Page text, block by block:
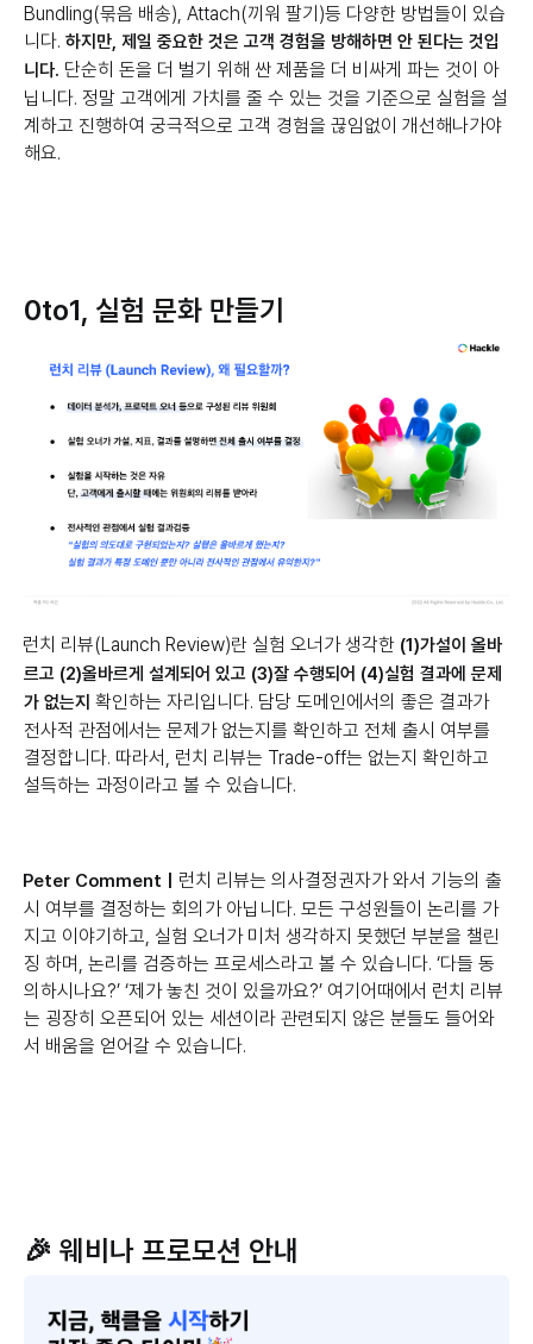
Bundling(묶음 배송), Attach(끼워 팔기)등 다양한 방법들이 있습
니다. 하지만, 제일 중요한 것은 고객 경험을 방해하면 안 된다는 것입
니다. 단순히 돈을 더 벌기 위해 싼 제품을 더 비싸게 파는 것이 아
닙니다. 정말 고객에게 가치를 줄 수 있는 것을 기준으로 실험을 설
계하고 진행하여 궁극적으로 고객 경험을 끊임없이 개선해나가야
해요.
0to1, 실험 문화 만들기
런치 리뷰(Launch Review)란 실험 오너가 생각한 (1)가설이 올바
르고 (2)올바르게 설계되어 있고 (3)잘 수행되어 (4)실험 결과에 문제
가 없는지 확인하는 자리입니다. 담당 도메인에서의 좋은 결과가
전사적 관점에서는 문제가 없는지를 확인하고 전체 출시 여부를
결정합니다. 따라서, 런치 리뷰는 Trade-off는 없는지 확인하고
설득하는 과정이라고 볼 수 있습니다.
Peter Comment |
런치 리뷰는 의사결정권자가 와서 기능의 출
시 여부를 결정하는 회의가 아닙니다. 모든 구성원들이 논리를 가
지고 이야기하고, 실험 오너가 미처 생각하지 못했던 부분을 챌린
징 하며, 논리를 검증하는 프로세스라고 볼 수 있습니다. ‘다들 동
의하시나요?’ ‘제가 놓친 것이 있을까요?’ 여기어때에서 런치 리뷰
는 굉장히 오픈되어 있는 세션이라 관련되지 않은 분들도 들어와
서 배움을 얻어갈 수 있습니다.
🎉 웨비나 프로모션 안내